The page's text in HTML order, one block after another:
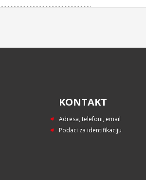
KONTAKT
Adresa, telefoni, email
Podaci za identifikaciju